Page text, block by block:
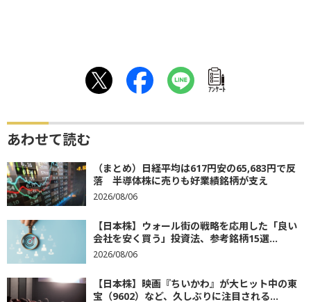
ｱﾝｹｰﾄ
あわせて読む
（まとめ）日経平均は617円安の65,683円で反
落 半導体株に売りも好業績銘柄が支え
2026/08/06
【日本株】ウォール街の戦略を応用した「良い
会社を安く買う」投資法、参考銘柄15選...
2026/08/06
【日本株】映画『ちいかわ』が大ヒット中の東
宝（9602）など、久しぶりに注目される...